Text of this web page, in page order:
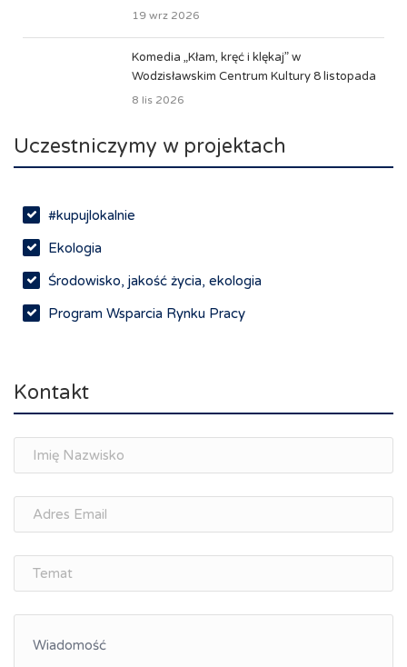
19 wrz 2026
Komedia „Kłam, kręć i klękaj” w
Wodzisławskim Centrum Kultury 8 listopada
8 lis 2026
Uczestniczymy w projektach
#kupujlokalnie
Ekologia
Środowisko, jakość życia, ekologia
Program Wsparcia Rynku Pracy
Spotkania branżowe
osobisty
Memorandum Gospodarcze PL-CZ
Śląskie Porozumienie Gospodarcze
ŚLĄSK.ONLINE
Integracja
Kontakt